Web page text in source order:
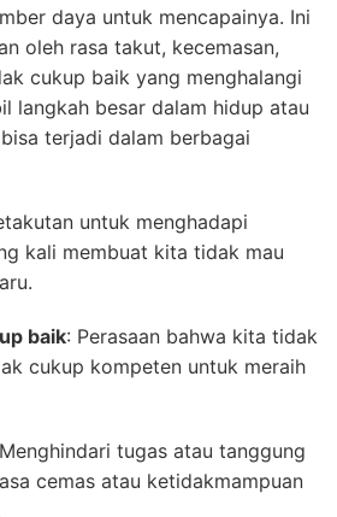
daya untuk mencapainya. Ini
oleh rasa takut, kecemasan,
cukup baik yang menghalangi
langkah besar dalam hidup atau
terjadi dalam berbagai
untuk menghadapi
kali membuat kita tidak mau
baik: Perasaan bahwa kita tidak
cukup kompeten untuk meraih
tugas atau tanggung
cemas atau ketidakmampuan